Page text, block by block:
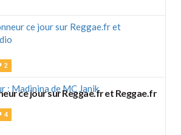
2
ce jour sur Reggae.fr et Reggae.fr
4